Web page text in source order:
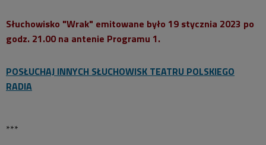
Słuchowisko "Wrak" emitowane było 19 stycznia 2023 po
godz. 21.00 na antenie Programu 1.
POSŁUCHAJ INNYCH SŁUCHOWISK TEATRU POLSKIEGO
RADIA
***